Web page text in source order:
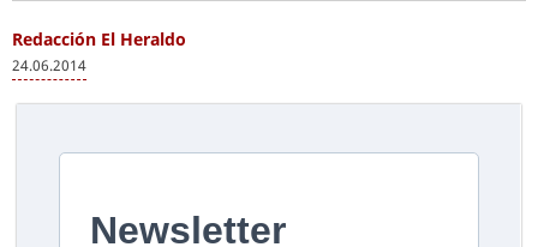
Redacción El Heraldo
24.06.2014